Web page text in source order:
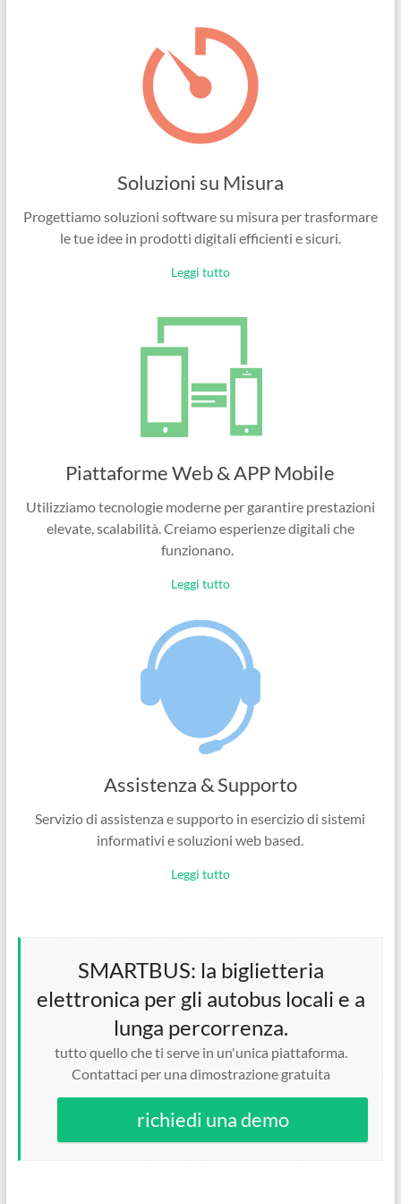
Soluzioni su Misura
Progettiamo soluzioni software su misura per trasformare
le tue idee in prodotti digitali efficienti e sicuri.
Leggi tutto
Piattaforme Web & APP Mobile
Utilizziamo tecnologie moderne per garantire prestazioni
elevate, scalabilità. Creiamo esperienze digitali che
funzionano.
Leggi tutto
Assistenza & Supporto
Servizio di assistenza e supporto in esercizio di sistemi
informativi e soluzioni web based.
Leggi tutto
SMARTBUS: la biglietteria
elettronica per gli autobus locali e a
lunga percorrenza.
tutto quello che ti serve in un'unica piattaforma.
Contattaci per una dimostrazione gratuita
richiedi una demo